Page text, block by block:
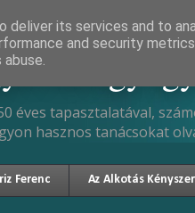
éves tapasztalatával,
hasznos tanácsokat
Ferenc Az Alkotás
its services and to
and security